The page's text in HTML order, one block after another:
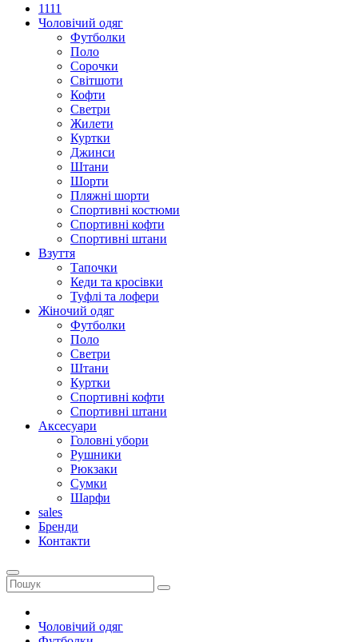
1111
Чоловічий одяг
Футболки
Поло
Сорочки
Світшоти
Кофти
Светри
Жилети
Куртки
Джинси
Штани
Шорти
Пляжні шорти
Спортивні костюми
Спортивні кофти
Спортивні штани
Взуття
Тапочки
Кеди та кросівки
Туфлі та лофери
Жіночий одяг
Футболки
Поло
Светри
Штани
Куртки
Cпортивні кофти
Спортивні штани
Аксесуари
Головні убори
Рушники
Рюкзаки
Сумки
Шарфи
sales
Бренди
Контакти
Чоловічий одяг